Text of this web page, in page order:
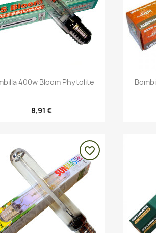
Vista rápida
400w Bloom Phytolite
8,91 €
favorite_border